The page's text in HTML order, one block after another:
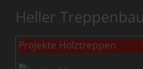
Heller
Projekte Holztreppen